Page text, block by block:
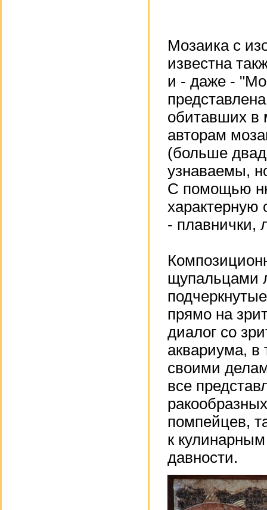
Мозаика с
известна
и - даже -
обитавших в
авторам
(больше
узнаваемы,
С помощью
характерную
- плавнички,
щупальцами
прямо на
диалог со
аквариума, в
своими
все
помпейцев,
к
давности.